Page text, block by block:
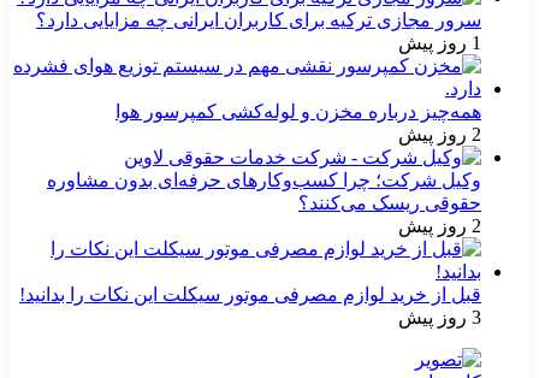
سرور مجازی ترکیه برای کاربران ایرانی چه مزایایی دارد؟
1 روز پیش
همه‌چیز درباره مخزن و لوله‌کشی کمپرسور هوا
2 روز پیش
وکیل شرکت؛ چرا کسب‌وکارهای حرفه‌ای بدون مشاوره
حقوقی ریسک می‌کنند؟
2 روز پیش
قبل از خرید لوازم مصرفی موتور سیکلت این نکات را بدانید!
3 روز پیش